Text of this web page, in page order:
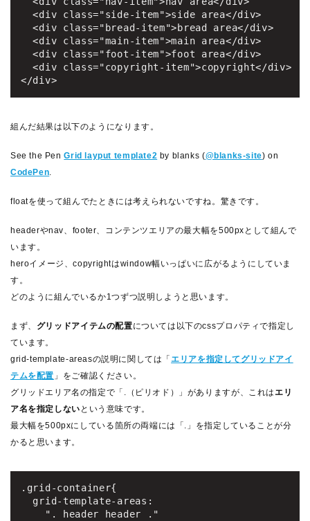
  <div class="side-item">side area</div>
  <div class="bread-item">bread area</div>
  <div class="main-item">main area</div>
  <div class="foot-item">foot area</div>
  <div class="copyright-item">copyright</div>
</div>
組んだ結果は以下のようになります。
See the PenGrid layput template2 by blanks (@blanks-site) on
CodePen.
floatを使って組んでたときには考えられないですね。驚きです。
headerやnav、footer、コンテンツエリアの最大幅を500pxとして組んで
います。
heroイメージ、copyrightはwindow幅いっぱいに広がるようにしていま
す。
どのように組んでいるか1つずつ説明しようと思います。
まず、 グリッドアイテムの配置については以下のcssプロパティで指定し
ています。
grid-template-areasの説明に関しては「エリアを指定してグリッドアイ
テムを配置 」をご確認ください。
グリッドエリア名の指定で「.（ピリオド）」がありますが、これはエリ
ア名を指定しない という意味です。
最大幅を500pxにしている箇所の両端には「.」を指定していることが分
かると思います。
.grid-container{
  grid-template-areas:
    ". header header ."